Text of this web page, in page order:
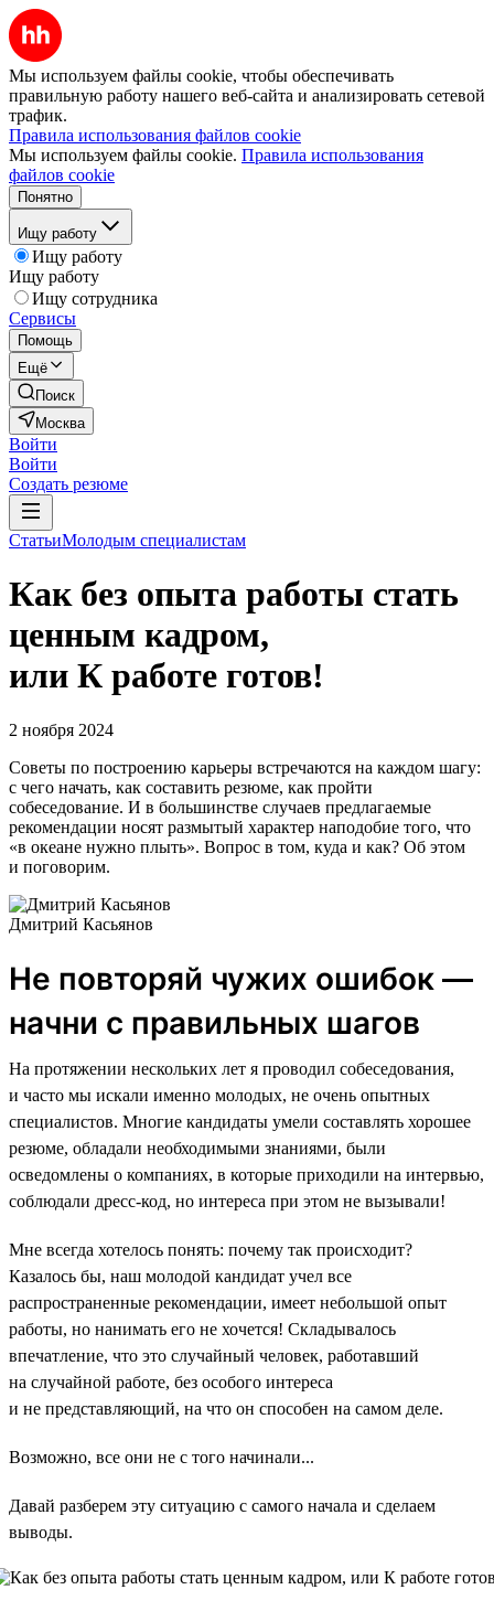
Мы используем файлы cookie, чтобы обеспечивать
правильную работу нашего веб-сайта и анализировать сетевой
трафик.
Правила использования файлов cookie
Мы используем файлы cookie. Правила использования
файлов cookie
Понятно
Ищу работу
Ищу работу
Ищу работу
Ищу сотрудника
Сервисы
Помощь
Ещё
Поиск
Москва
Войти
Войти
Создать резюме
СтатьиМолодым специалистам
Как без опыта работы стать
ценным кадром,
или К работе готов!
2 ноября 2024
Советы по построению карьеры встречаются на каждом шагу:
с чего начать, как составить резюме, как пройти
собеседование. И в большинстве случаев предлагаемые
рекомендации носят размытый характер наподобие того, что
«в океане нужно плыть». Вопрос в том, куда и как? Об этом
и поговорим.
Дмитрий Касьянов
Не повторяй чужих ошибок —
начни с правильных шагов
На протяжении нескольких лет я проводил собеседования,
и часто мы искали именно молодых, не очень опытных
специалистов. Многие кандидаты умели составлять хорошее
резюме, обладали необходимыми знаниями, были
осведомлены о компаниях, в которые приходили на интервью,
соблюдали дресс-код, но интереса при этом не вызывали!
Мне всегда хотелось понять: почему так происходит?
Казалось бы, наш молодой кандидат учел все
распространенные рекомендации, имеет небольшой опыт
работы, но нанимать его не хочется! Складывалось
впечатление, что это случайный человек, работавший
на случайной работе, без особого интереса
и не представляющий, на что он способен на самом деле.
Возможно, все они не с того начинали...
Давай разберем эту ситуацию с самого начала и сделаем
выводы.